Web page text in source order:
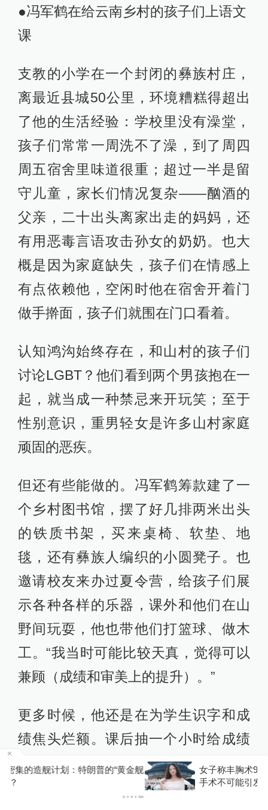
●冯军鹤在给云南乡村的孩子们上语文
课
支教的小学在一个封闭的彝族村庄，
离最近县城50公里，环境糟糕得超出
了他的生活经验：学校里没有澡堂，
孩子们常常一周洗不了澡，到了周四
周五宿舍里味道很重；超过一半是留
守儿童，家长们情况复杂——酗酒的
父亲，二十出头离家出走的妈妈，还
有用恶毒言语攻击孙女的奶奶。也大
概是因为家庭缺失，孩子们在情感上
有点依赖他，空闲时他在宿舍开着门
做手擀面，孩子们就围在门口看着。
认知鸿沟始终存在，和山村的孩子们
讨论LGBT？他们看到两个男孩抱在一
起，就当成一种禁忌来开玩笑；至于
性别意识，重男轻女是许多山村家庭
顽固的恶疾。
但还有些能做的。冯军鹤筹款建了一
个乡村图书馆，摆了好几排两米出头
的铁质书架，买来桌椅、软垫、地
毯，还有彝族人编织的小圆凳子。也
邀请校友来办过夏令营，给孩子们展
示各种各样的乐器，课外和他们在山
野间玩耍，他也带他们打篮球、做木
工。“我当时可能比较天真，觉得可以
兼顾（成绩和审美上的提升）。”
更多时候，他还是在为学生识字和成
绩焦头烂额。课后抽一个小时给成绩
特别差的孩子补课，孩子们一开始兴
奋，后面开始分神，他有些泄气。更
女子称丰胸术9个月后确诊乳腺癌，医美机构：
手术不可能引发癌症，建议走司法途径